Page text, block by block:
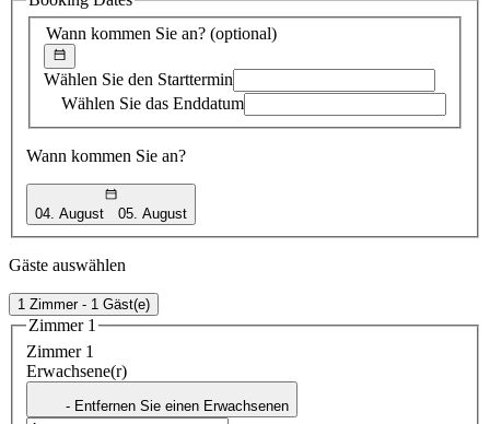
Wann kommen Sie an? (optional)
Wählen Sie den Starttermin
Wählen Sie das Enddatum
Wann kommen Sie an?
04. August 05. August
Gäste auswählen
1 Zimmer - 1 Gäst(e)
Zimmer 1
Zimmer 1
Erwachsene(r)
- Entfernen Sie einen Erwachsenen